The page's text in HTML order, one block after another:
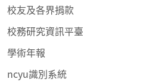
校友及各界捐款
校務研究資訊平臺
學術年報
ncyu識別系統